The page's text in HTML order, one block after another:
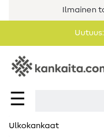
Ilmainen
☰
Ulkokankaat